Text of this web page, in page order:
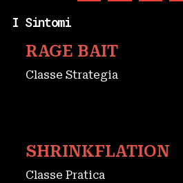
I Sintomi
RAGE BAIT
Classe Strategia
SHRINKFLATION
Classe Pratica